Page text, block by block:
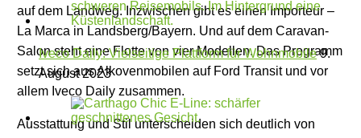
auf dem Landweg. Inzwischen gibt es einen Importeur –
La Marca in Landsberg/Bayern. Und auf dem Caravan-
Salon steht eine Flotte von vier Modellen. Das Programm
setzt sich aus Alkovenmobilen auf Ford Transit und vor
allem Iveco Daily zusammen.
Ausstattung und Stil unterscheiden sich deutlich von
Iveco Daily: Vielseitige Plattform für Wohnmobile9.
August 2023